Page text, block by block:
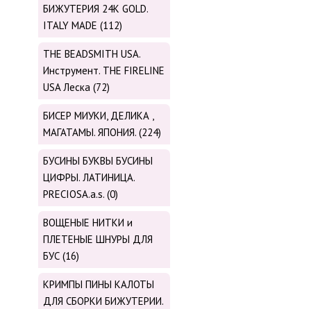
БИЖУТЕРИЯ 24К GOLD.
ITALY MADE (112)
THE BEADSMITH USA.
Инструмент. THE FIRELINE
USA Леска (72)
БИСЕР МИУКИ, ДЕЛИКА ,
МАГАТАМЫ. ЯПОНИЯ. (224)
БУСИНЫ БУКВЫ БУСИНЫ
ЦИФРЫ. ЛАТИНИЦА.
PRECIOSA.a.s. (0)
ВОЩЕНЫЕ НИТКИ и
ПЛЕТЕНЫЕ ШНУРЫ ДЛЯ
БУС (16)
КРИМПЫ ПИНЫ КАЛОТЫ
ДЛЯ СБОРКИ БИЖУТЕРИИ.